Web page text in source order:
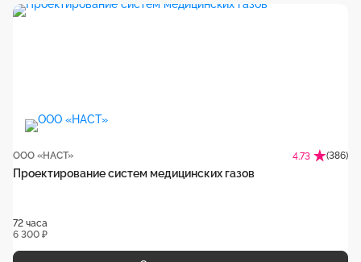
ООО «НАСТ» 4.73 (386)
Проектирование систем медицинских газов
72 часа
6 300 ₽